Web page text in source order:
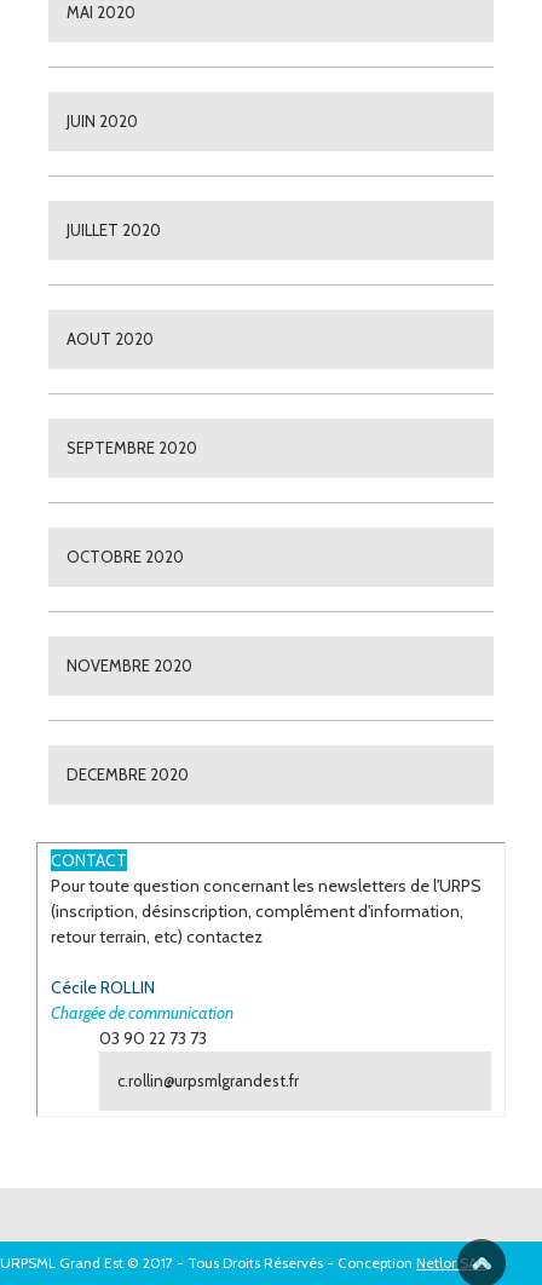
MAI 2020
JUIN 2020
JUILLET 2020
AOUT 2020
SEPTEMBRE 2020
OCTOBRE 2020
NOVEMBRE 2020
DECEMBRE 2020
CONTACT
Pour toute question concernant les newsletters de l'URPS
(inscription, désinscription, complément d'information,
retour terrain, etc) contactez
Cécile ROLLIN
Chargée de communication
03 90 22 73 73
c.rollin@urpsmlgrandest.fr
URPSML Grand Est © 2017 - Tous Droits Réservés - Conception Netlor SAS